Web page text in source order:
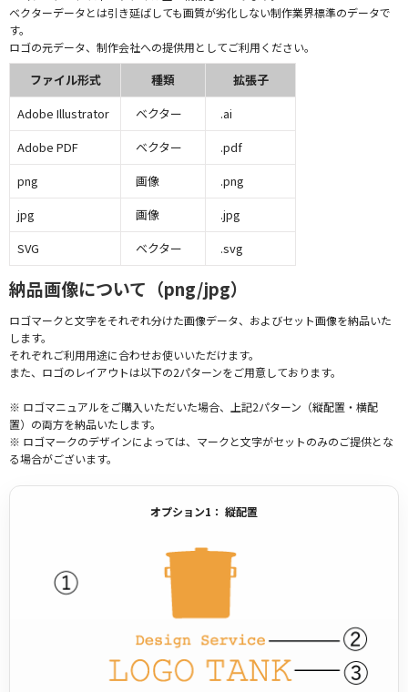
ベクターデータとは引き延ばしても画質が劣化しない制作業界標準のデータで
す。
ロゴの元データ、制作会社への提供用としてご利用ください。
ファイル形式 種類
拡張子
Adobe Illustrator
ベクター
.ai
Adobe PDF
ベクター
.pdf
png
画像
.png
jpg
画像
.jpg
SVG
ベクター .svg
納品画像について（png/jpg）
ロゴマークと文字をそれぞれ分けた画像データ、およびセット画像を納品いた
します。
それぞれご利用用途に合わせお使いいただけます。
また、ロゴのレイアウトは以下の2パターンをご用意しております。
※ ロゴマニュアルをご購入いただいた場合、上記2パターン（縦配置・横配
置）の両方を納品いたします。
※ ロゴマークのデザインによっては、マークと文字がセットのみのご提供とな
る場合がございます。
オプション1： 縦配置